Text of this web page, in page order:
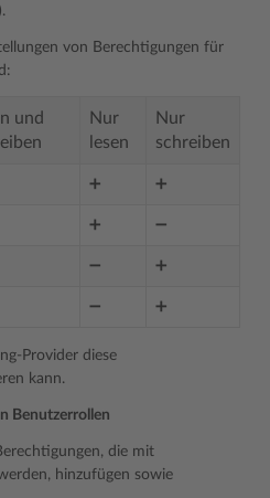
).
von Berechtigungen für
und
Nur
lesen
Nur
schreiben
➕ ➕
➕ ➖
➖ ➕
➖ ➕
Provider diese
kann.
Benutzerrollen
die mit
hinzufügen sowie